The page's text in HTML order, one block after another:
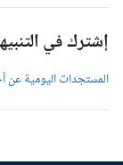
إشترك في
المستجدات اليومية عن آخر